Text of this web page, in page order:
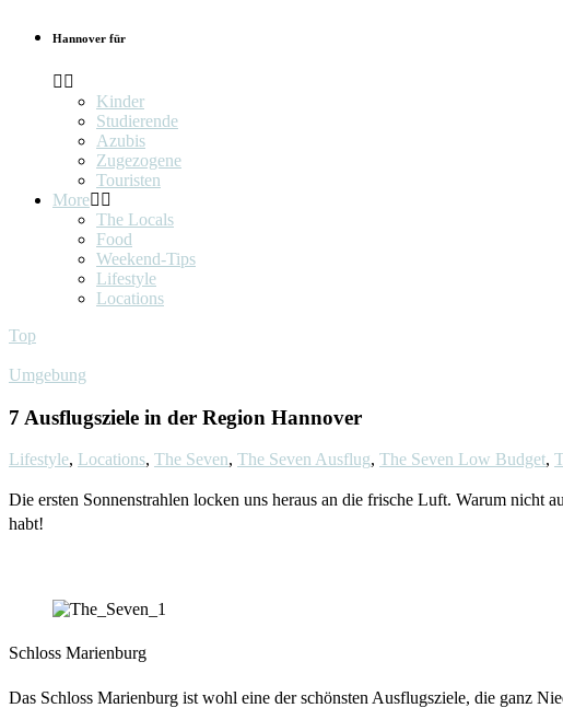
Hannover für
Kinder
Studierende
Azubis
Zugezogene
Touristen
More
The Locals
Food
Weekend-Tips
Lifestyle
Locations
Top
Umgebung
7 Ausflugsziele in der Region Hannover
Lifestyle, Locations, The Seven, The Seven Ausflug, The Seven Low Budget,
Die ersten Sonnenstrahlen locken uns heraus an die frische Luft. Warum
habt!
Schloss Marienburg
Das Schloss Marienburg ist wohl eine der schönsten Ausflugsziele, die ganz